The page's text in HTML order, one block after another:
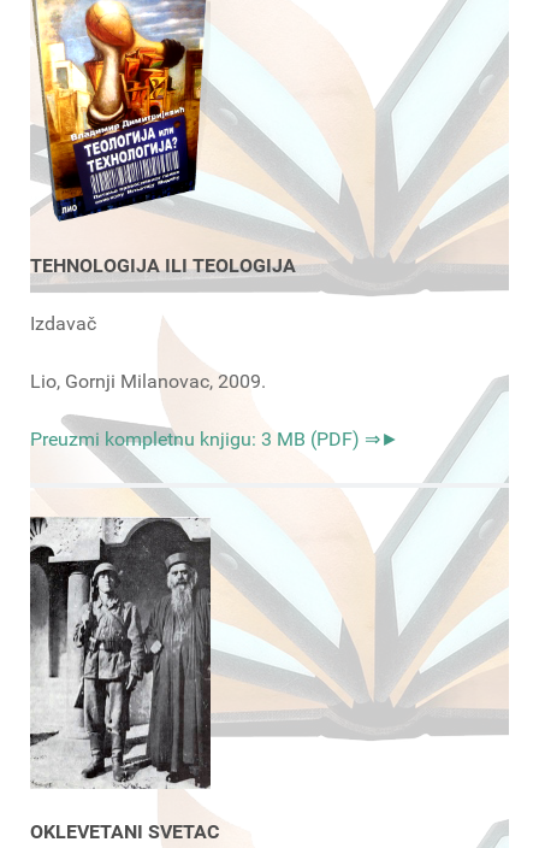
TEHNOLOGIJA ILI TEOLOGIJA
Izdavač
Lio, Gornji Milanovac, 2009.
Preuzmi kompletnu knjigu: 3 MB (PDF) ⇒►
OKLEVETANI SVETAC